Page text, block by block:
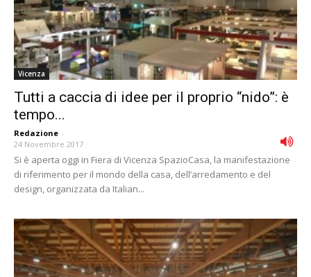
Vicenza
Tutti a caccia di idee per il proprio “nido”: è
tempo...
Redazione -
24 Novembre 2017
Si è aperta oggi in Fiera di Vicenza SpazioCasa, la manifestazione
di riferimento per il mondo della casa, dell’arredamento e del
design, organizzata da Italian...